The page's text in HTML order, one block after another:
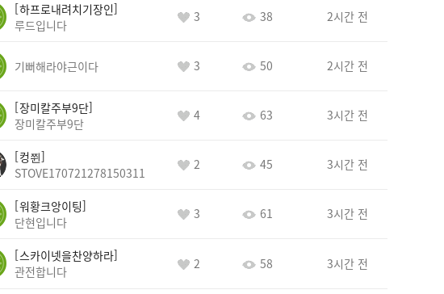
하프로내려치기장인
루드입니다
3 38 2시간 전
기뻐해라야근이다 3 50 2시간 전
장미칼주부9단
장미칼주부9단
4 63 3시간 전
컹쮠
STOVE170721278150311
2 45 3시간 전
워황크앙이팅
단현입니다
3 61 3시간 전
스카이넷을찬양하라
관전합니다
2 58 3시간 전